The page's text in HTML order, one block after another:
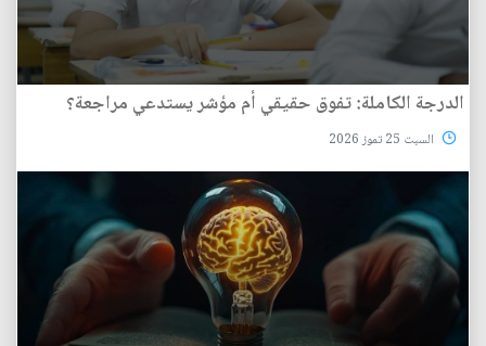
الدرجة الكاملة: تفوق حقيقي أم مؤشر يستدعي مراجعة؟
السبت 25 تموز 2026